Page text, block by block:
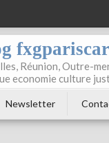
Réunion, Outre-
economie culture
Newsletter